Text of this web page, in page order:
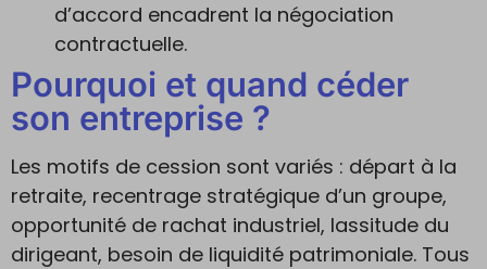
d’accord encadrent la négociation
contractuelle.
Pourquoi et quand céder
son entreprise ?
Les motifs de cession sont variés : départ à la
retraite, recentrage stratégique d’un groupe,
opportunité de rachat industriel, lassitude du
dirigeant, besoin de liquidité patrimoniale. Tous